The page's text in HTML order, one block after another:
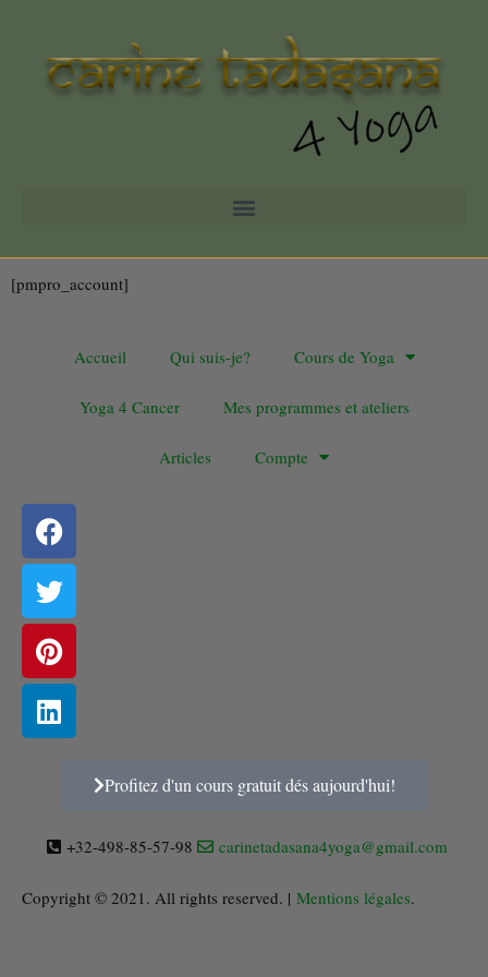
[pmpro_account]
Accueil Qui suis-je? Cours de Yoga
Yoga 4 Cancer Mes programmes et ateliers
Articles Compte
Profitez d'un cours gratuit dés aujourd'hui!
Copyright © 2021. All rights reserved. | Mentions légales.
+32-498-85-57-98 carinetadasana4yoga@gmail.com